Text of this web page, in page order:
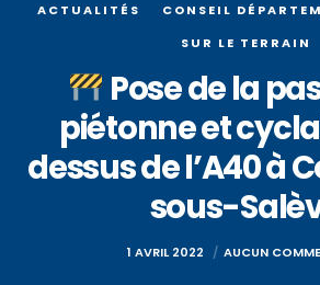
ACTUALITÉS CONSEIL
SUR LE TERRAIN
Pose de la
piétonne et
dessus de l’A40 à
sous-
1 AVRIL 2022 AUCUN